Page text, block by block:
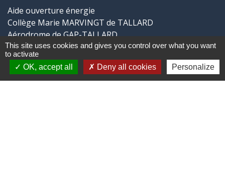
Aide ouverture énergie
Collège Marie MARVINGT de TALLARD
Aérodrome de GAP-TALLARD
Trail des Balcons de CHÂTEAUVIEUX
Aide ouverture gaz
Jumelages
This site uses cookies and gives you control over what you want
to activate
OK, accept all
Deny all cookies Personalize